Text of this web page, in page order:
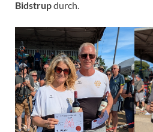
Bidstrupdurch.